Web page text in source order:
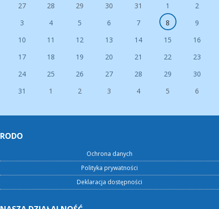
27 28 29 30 31 1
2
3
4 5 6 7 8
9
10
11 12 13 14 15
16
17
18 19 20 21 22
23
24
25 26 27 28 29
30
31
1 2 3 4 5 6
RODO
Ochrona danych
Polityka prywatności
Deklaracja dostępności